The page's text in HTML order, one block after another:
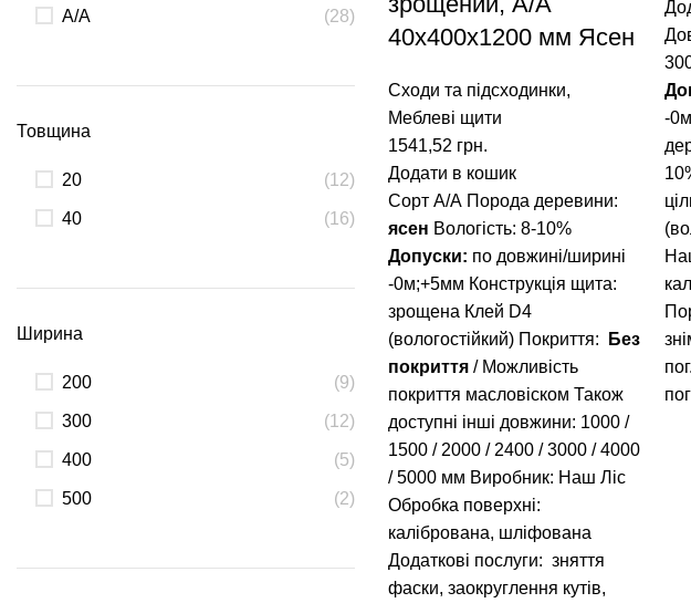
А/А (28)
Товщина
20 (12)
40 (16)
Ширина
200 (9)
300 (12)
400 (5)
500 (2)
40х400х1200 мм Ясен
Сходи та підсходинки,
Меблеві щити
1541,52 грн.
Додати в кошик
Сорт А/А Порода деревини:
ясен Вологість: 8-10%
Допуски: по довжині/ширині
-0м;+5мм Конструкція щита:
зрощена Клей D4
(вологостійкий) Покриття:
Без
покриття / Можливість
покриття масловіском Також
доступні інші довжини: 1000 /
1500 / 2000 / 2400 /3000 /4000
/5000 мм Виробник: Наш Ліс
Обробка поверхні:
калібрована, шліфована
Додаткові послуги: зняття
фаски, заокруглення кутів,
-